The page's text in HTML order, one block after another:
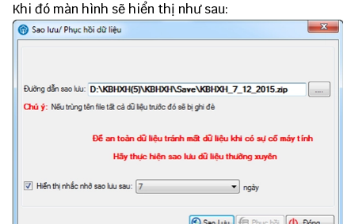
Khi đó màn hình sẽ hiển thị như sau: